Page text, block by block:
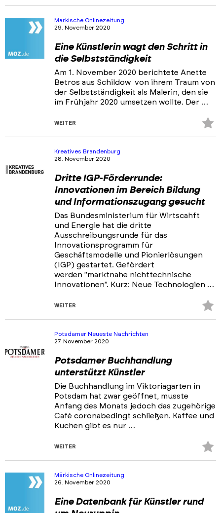
Märkische Onlinezeitung
29. November 2020
Eine Künstlerin wagt den Schritt in
die Selbstständigkeit
Am 1. November 2020 berichtete Anette
Betros aus Schildow von ihrem Traum von
der Selbstständigkeit als Malerin, den sie
im Frühjahr 2020 umsetzen wollte. Der …
WEITER
Kreatives Brandenburg
28. November 2020
Dritte IGP-Förderrunde:
Innovationen im Bereich Bildung
und Informationszugang gesucht
Das Bundesministerium für Wirtscahft
und Energie hat die dritte
Ausschreibungsrunde für das
Innovationsprogramm für
Geschäftsmodelle und Pionierlösungen
(IGP) gestartet. Gefördert
werden "marktnahe nichttechnische
Innovationen". Kurz: Neue Technologien …
WEITER
Potsdamer Neueste Nachrichten
27. November 2020
Potsdamer Buchhandlung
unterstützt Künstler
Die Buchhandlung im Viktoriagarten in
Potsdam hat zwar geöffnet, musste
Anfang des Monats jedoch das zugehörige
Café coronabedingt schließen. Kaffee und
Kuchen gibt es nur …
WEITER
Märkische Onlinezeitung
26. November 2020
Eine Datenbank für Künstler rund